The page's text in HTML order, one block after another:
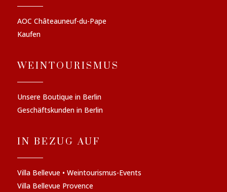
AOC Châteauneuf-du-Pape
Kaufen
WEINTOURISMUS
Unsere Boutique in Berlin
Geschäftskunden in Berlin
IN BEZUG AUF
Villa Bellevue • Weintourismus-Events
Villa Bellevue Provence